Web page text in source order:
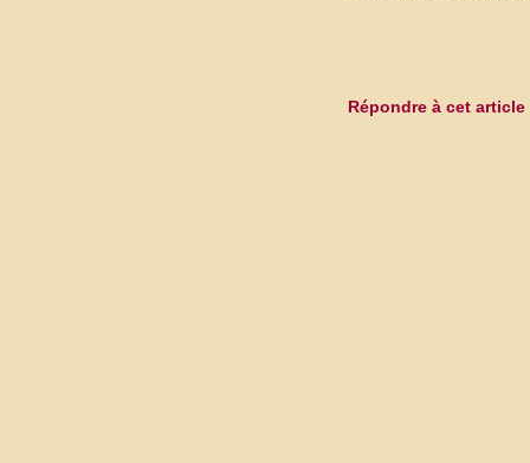
Répondre à cet article